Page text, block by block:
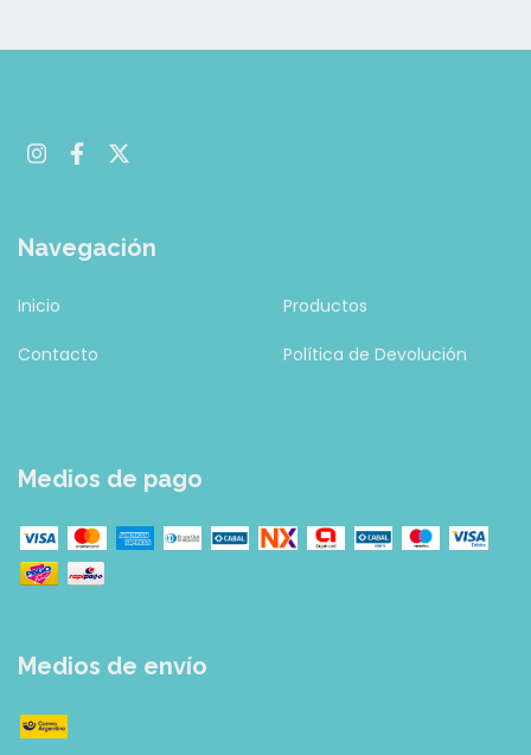
Navegación
Inicio Productos
Contacto Política de Devolución
Medios de pago
Medios de envío